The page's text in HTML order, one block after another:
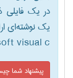
در یک فایلی
یک نوشته‌ای
visual c
پیشنهاد شما